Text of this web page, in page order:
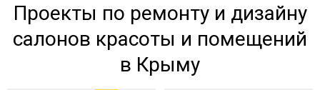
Проекты по ремонту и дизайну
салонов красоты и помещений
в Крыму